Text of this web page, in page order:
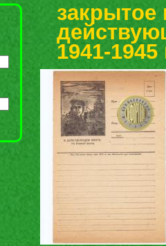
закрытое
1941-1945